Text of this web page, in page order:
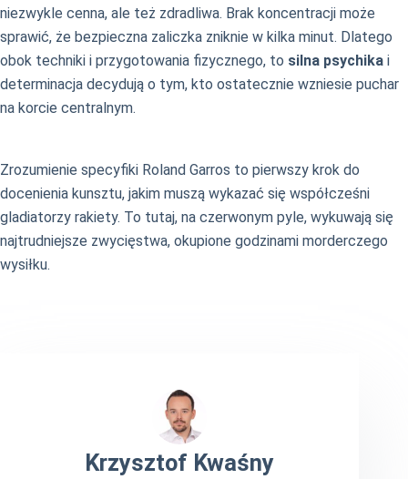
niezwykle cenna, ale też zdradliwa. Brak koncentracji może
sprawić, że bezpieczna zaliczka zniknie w kilka minut. Dlatego
obok techniki i przygotowania fizycznego, to silna psychika i
determinacja decydują o tym, kto ostatecznie wzniesie puchar
na korcie centralnym.
Zrozumienie specyfiki Roland Garros to pierwszy krok do
docenienia kunsztu, jakim muszą wykazać się współcześni
gladiatorzy rakiety. To tutaj, na czerwonym pyle, wykuwają się
najtrudniejsze zwycięstwa, okupione godzinami morderczego
wysiłku.
Krzysztof Kwaśny